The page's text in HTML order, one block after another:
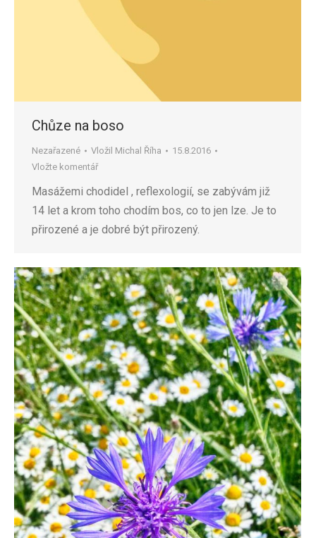
Chůze na boso
Nezařazené Vložil Michal Říha
15.8.2016
Vložte komentář
Masážemi chodidel , reflexologií, se zabývám již
14 let a krom toho chodím bos, co to jen lze. Je to
přirozené a je dobré být přirozený.